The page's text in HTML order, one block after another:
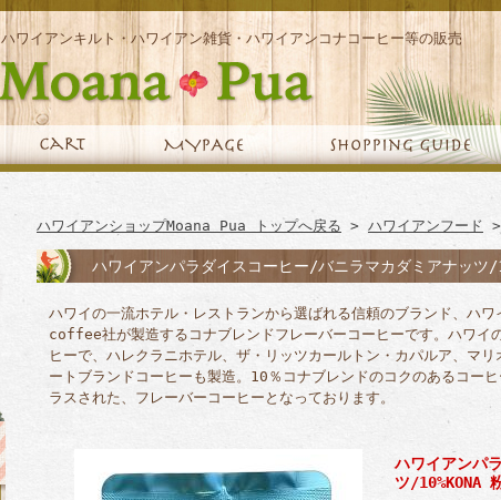
ハワイアンキルト・ハワイアン雑貨・ハワイアンコナコーヒー等の販売
ハワイアンショップMoana Pua トップへ戻る > ハワイアンフード >
ハワイアンパラダイスコーヒー/バニラマカダミアナッツ/
ハワイの一流ホテル・レストランから選ばれる信頼のブランド、
coffee社が製造するコナブレンドフレーバーコーヒーです。ハワイ
ヒーで、ハレクラニホテル、ザ・リッツカールトン・カパルア、マ
ートブランドコーヒーも製造。10％コナブレンドのコクのあるコー
ラスされた、フレーバーコーヒーとなっております。
ハワイアンパ
ツ/10%KONA